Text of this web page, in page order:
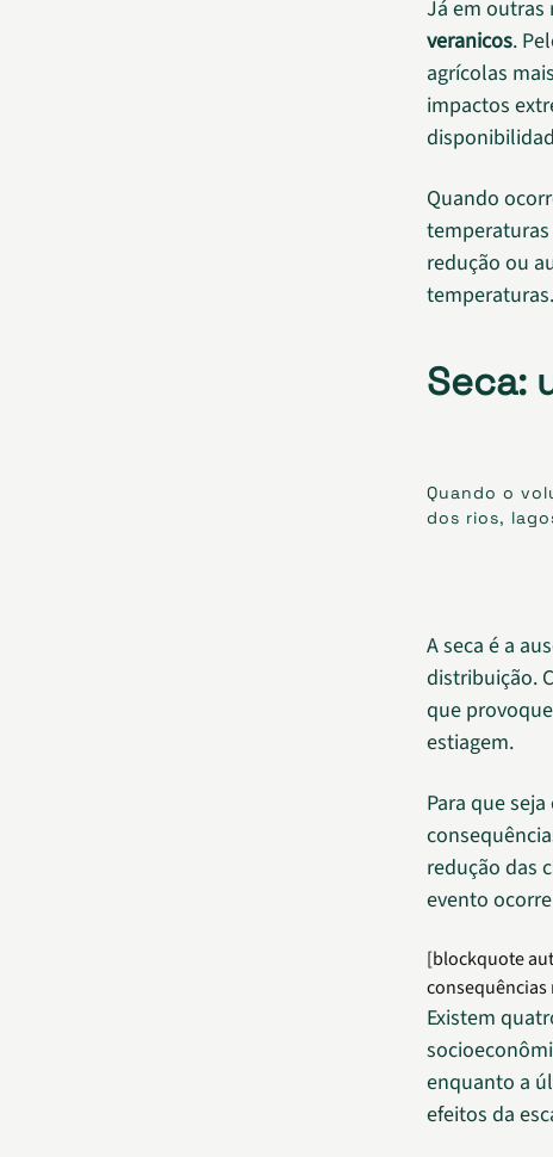
Já em outras
veranicos.
agrícolas
impactos
Quando
temperaturas
redução ou
temperaturas.
Seca:
Quando o
dos rios,
A seca é a
distribuição.
que
estiagem.
Para que
redução das
evento
[blockquote
Existem
enquanto a
efeitos da